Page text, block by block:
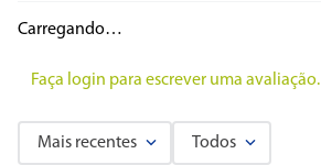
Carregando…
Faça login para escrever uma avaliação.
Mais recentes Todos